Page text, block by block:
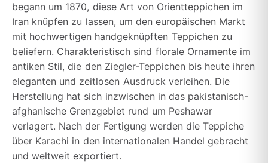
begann um 1870, diese Art von Orientteppichen im
Iran knüpfen zu lassen, um den europäischen Markt
mit hochwertigen handgeknüpften Teppichen zu
beliefern. Charakteristisch sind florale Ornamente im
antiken Stil, die den Ziegler-Teppichen bis heute ihren
eleganten und zeitlosen Ausdruck verleihen. Die
Herstellung hat sich inzwischen in das pakistanisch-
afghanische Grenzgebiet rund um Peshawar
verlagert. Nach der Fertigung werden die Teppiche
über Karachi in den internationalen Handel gebracht
und weltweit exportiert.